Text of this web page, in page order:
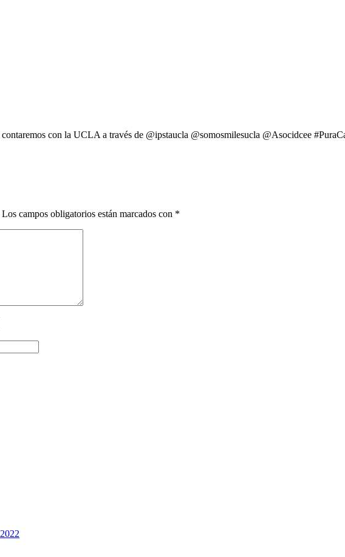
con la UCLA a través de @ipstaucla @somosmilesucla @Asocidcee
Los campos obligatorios están marcados con *
deportivos